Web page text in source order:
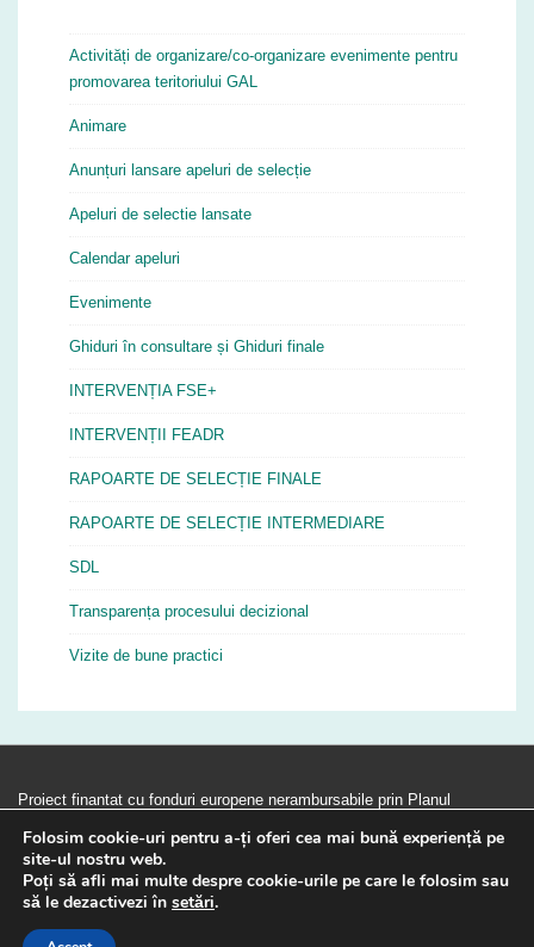
Activități de organizare/co-organizare evenimente pentru
promovarea teritoriului GAL
Animare
Anunțuri lansare apeluri de selecție
Apeluri de selectie lansate
Calendar apeluri
Evenimente
Ghiduri în consultare și Ghiduri finale
INTERVENȚIA FSE+
INTERVENȚII FEADR
RAPOARTE DE SELECȚIE FINALE
RAPOARTE DE SELECȚIE INTERMEDIARE
SDL
Transparența procesului decizional
Vizite de bune practici
Proiect finantat cu fonduri europene nerambursabile prin Planul
Strategic 2023 – 2027 (PS 2023 - 2027). PS 2027 este implementat de
Agentia pentru Finantarea Investitiilor Rurale, din subordinea
Ministerului Agriculturii si Dezvoltarii Rurale. PS 2027 este finantat de
Uniunea Europeana si Guvernul Romaniei prin Fondul European Agricol
pentru Dezvoltare Rurala.
Folosim cookie-uri pentru a-ți oferi cea mai bună experiență pe
site-ul nostru web.
Poți să afli mai multe despre cookie-urile pe care le folosim sau
să le dezactivezi în setări.